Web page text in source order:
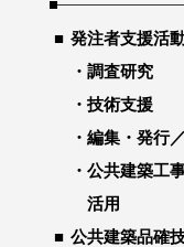
発注者支援活
調査研究
技術支援
編集・発行
公共建築工
活用
公共建築品確